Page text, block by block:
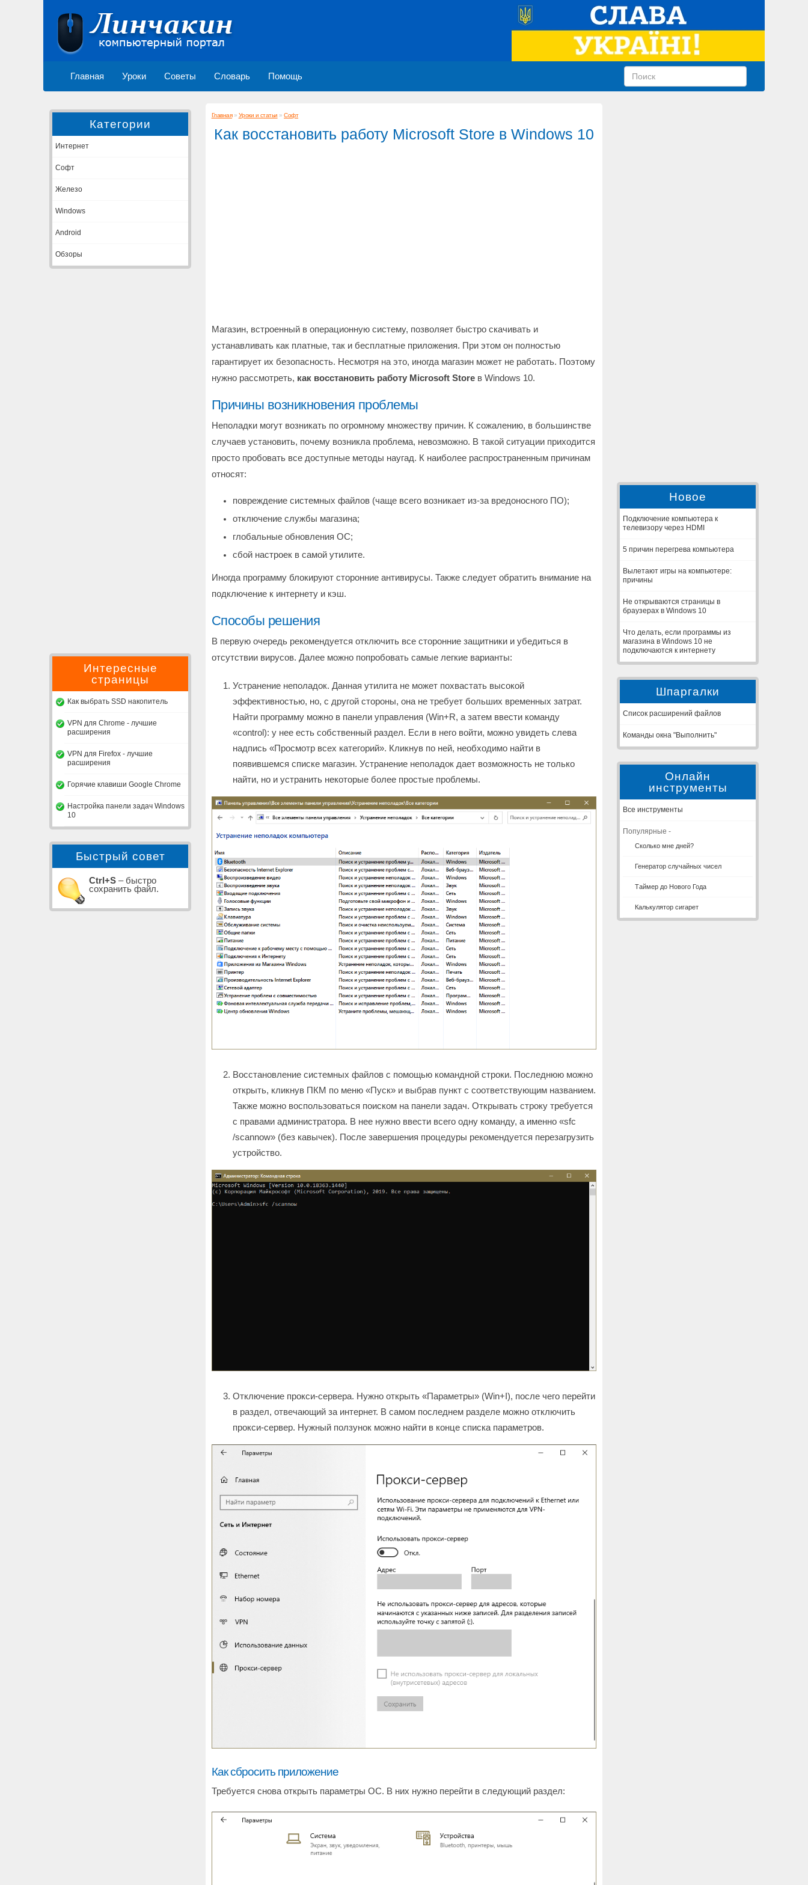
Главная Уроки Советы Словарь Помощь
Категории
Интернет
Софт
Железо
Windows
Android
Обзоры
Интересные
страницы
Как выбрать SSD накопитель
VPN для Chrome - лучшие
расширения
VPN для Firefox - лучшие
расширения
Горячие клавиши Google Chrome
Настройка панели задач Windows
10
Быстрый совет
Ctrl+S – быстро
сохранить файл.
Главная» Уроки и статьи »Софт
Как восстановить работу Microsoft Store в Windows 10
Магазин, встроенный в операционную систему, позволяет быстро скачивать и
устанавливать как платные, так и бесплатные приложения. При этом он полностью
гарантирует их безопасность. Несмотря на это, иногда магазин может не работать. Поэтому
нужно рассмотреть, как восстановить работу Microsoft Storeв Windows 10.
Причины возникновения проблемы
Неполадки могут возникать по огромному множеству причин. К сожалению, в большинстве
случаев установить, почему возникла проблема, невозможно. В такой ситуации приходится
просто пробовать все доступные методы наугад. К наиболее распространенным причинам
относят:
повреждение системных файлов (чаще всего возникает из-за вредоносного ПО);
отключение службы магазина;
глобальные обновления ОС;
сбой настроек в самой утилите.
Иногда программу блокируют сторонние антивирусы. Также следует обратить внимание на
подключение к интернету и кэш.
Способы решения
В первую очередь рекомендуется отключить все сторонние защитники и убедиться в
отсутствии вирусов. Далее можно попробовать самые легкие варианты:
Устранение неполадок. Данная утилита не может похвастать высокой
эффективностью, но, с другой стороны, она не требует больших временных затрат.
Найти программу можно в панели управления (Win+R, а затем ввести команду
«control): у нее есть собственный раздел. Если в него войти, можно увидеть слева
надпись «Просмотр всех категорий». Кликнув по ней, необходимо найти в
появившемся списке магазин. Устранение неполадок дает возможность не только
найти, но и устранить некоторые более простые проблемы.
Восстановление системных файлов с помощью командной строки. Последнюю можно
открыть, кликнув ПКМ по меню «Пуск» и выбрав пункт с соответствующим названием.
Также можно воспользоваться поиском на панели задач. Открывать строку требуется
с правами администратора. В нее нужно ввести всего одну команду, а именно «sfc
/scannow» (без кавычек). После завершения процедуры рекомендуется перезагрузить
устройство.
Отключение прокси-сервера. Нужно открыть «Параметры» (Win+I), после чего перейти
в раздел, отвечающий за интернет. В самом последнем разделе можно отключить
прокси-сервер. Нужный ползунок можно найти в конце списка параметров.
Как сбросить приложение
Требуется снова открыть параметры ОС. В них нужно перейти в следующий раздел:
Новое
Подключение компьютера к
телевизору через HDMI
5 причин перегрева компьютера
Вылетают игры на компьютере:
причины
Не открываются страницы в
браузерах в Windows 10
Что делать, если программы из
магазина в Windows 10 не
подключаются к интернету
Шпаргалки
Список расширений файлов
Команды окна "Выполнить"
Онлайн
инструменты
Все инструменты
Популярные -
Сколько мне дней?
Генератор случайных чисел
Таймер до Нового Года
Калькулятор сигарет